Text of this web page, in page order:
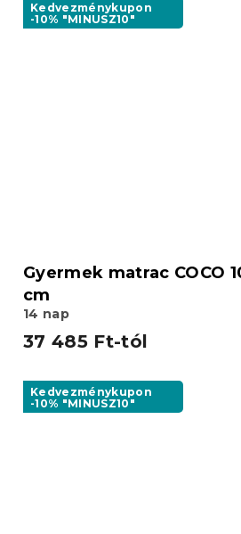
Kedvezménykupon
-10% "MINUSZ10"
Gyermek matrac COCO
cm
14 nap
37 485 Ft-tól
Kedvezménykupon
-10% "MINUSZ10"